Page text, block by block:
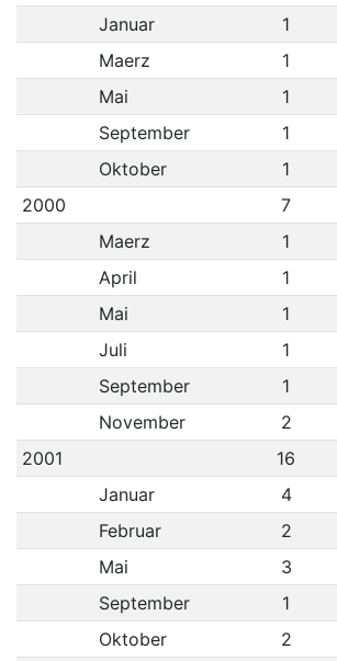
Januar
1
Maerz
1
Mai
1
September
1
Oktober
1
2000
7
Maerz
1
April
1
Mai
1
Juli
1
September
1
November
2
2001
16
Januar
4
Februar
2
Mai
3
September
1
Oktober
2